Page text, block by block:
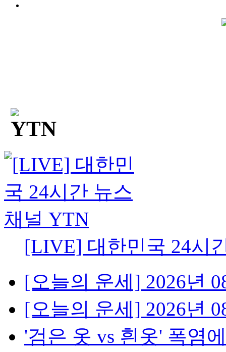
[LIVE] 대한민국 24시
[오늘의 운세] 2026년
[오늘의 운세] 2026년
'검은 옷 vs 흰옷' 폭염